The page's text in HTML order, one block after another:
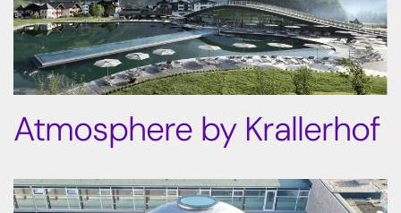
Atmosphere by Krallerhof